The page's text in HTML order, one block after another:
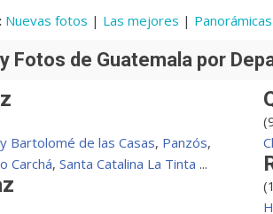
Nuevas fotos | Las mejores | Panorámicas
Fotos de Guatemala por
Bartolomé de las Casas, Panzós,
Carchá, Santa Catalina La Tinta ...